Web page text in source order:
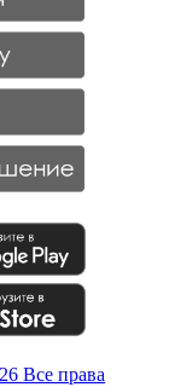
Все права